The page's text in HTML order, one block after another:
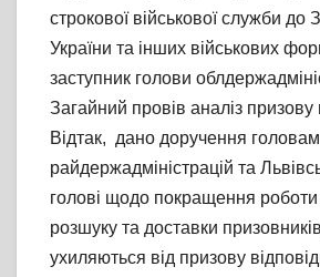
строкової військової служби
України та інших військових
заступник голови
Загайний провів аналіз
Відтак, дано доручення головам
райдержадміністрацій та
голові щодо покращення
розшуку та доставки
ухиляються від призову